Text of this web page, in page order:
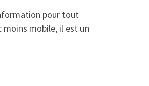
pour tout
moins mobile, il est un